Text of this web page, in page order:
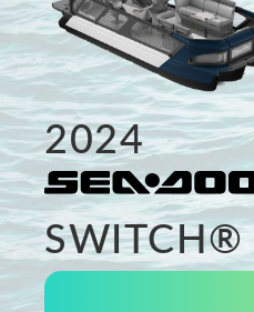
2024
SWITCH®